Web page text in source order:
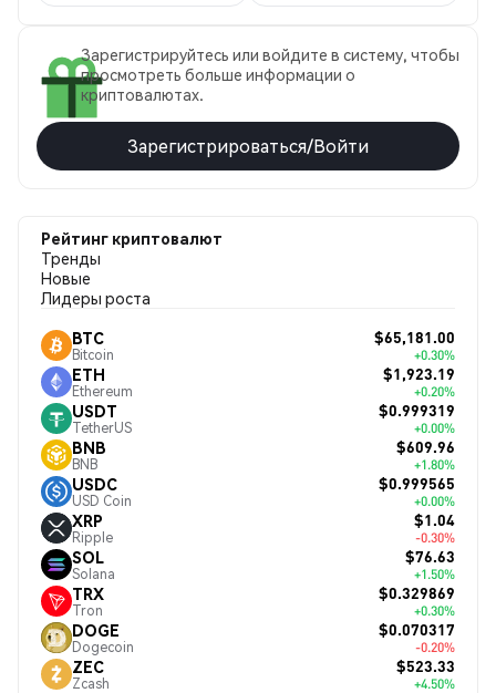
Зарегистрируйтесь или войдите в систему, чтобы
просмотреть больше информации о
криптовалютах.
Зарегистрироваться/Войти
Рейтинг криптовалют
Тренды
Новые
Лидеры роста
BTC
Bitcoin
$65,181.00
+0.30%
ETH
Ethereum
$1,923.19
+0.20%
USDT
TetherUS
$0.999319
+0.00%
BNB
BNB
$609.96
+1.80%
USDC
USD Coin
$0.999565
+0.00%
XRP
Ripple
$1.04
-0.30%
SOL
Solana
$76.63
+1.50%
TRX
Tron
$0.329869
+0.30%
DOGE
Dogecoin
$0.070317
-0.20%
ZEC
Zcash
$523.33
+4.50%